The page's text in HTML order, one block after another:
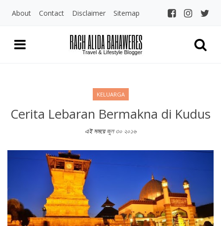
About Contact Disclaimer Sitemap
KELUARGA
Cerita Lebaran Bermakna di Kudus
এই সময়েজুল ৩০ ২০১৬
Cerita Lebaran Bermakna di Kudus